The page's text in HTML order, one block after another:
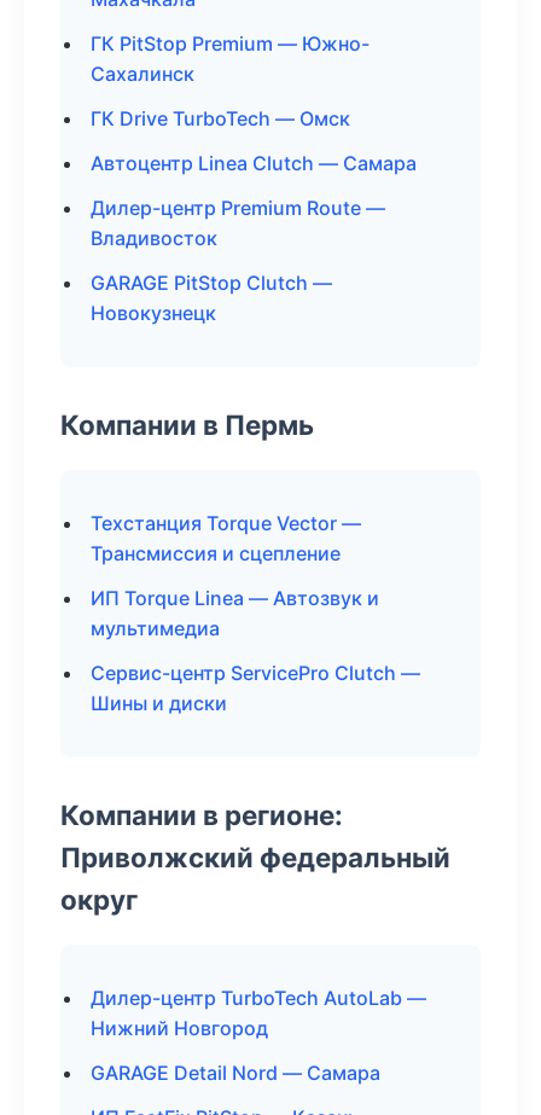
ГК PitStop Premium — Южно-
Сахалинск
ГК Drive TurboTech — Омск
Автоцентр Linea Clutch — Самара
Дилер-центр Premium Route —
Владивосток
GARAGE PitStop Clutch —
Новокузнецк
Компании в Пермь
Техстанция Torque Vector —
Трансмиссия и сцепление
ИП Torque Linea — Автозвук и
мультимедиа
Сервис-центр ServicePro Clutch —
Шины и диски
Компании в регионе:
Приволжский федеральный
округ
Дилер-центр TurboTech AutoLab —
Нижний Новгород
GARAGE Detail Nord — Самара